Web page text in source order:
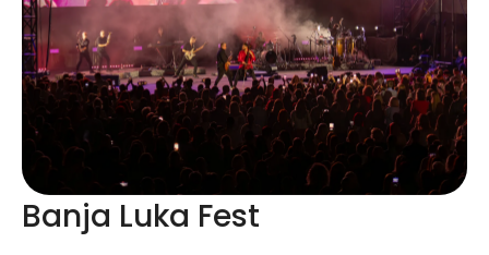
Banja Luka Fest